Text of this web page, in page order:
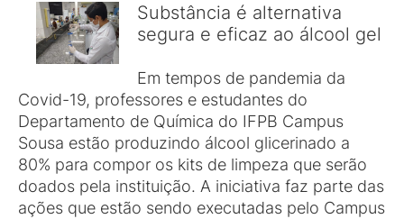
Substância é alternativa
segura e eficaz ao álcool gel
Em tempos de pandemia da
Covid-19, professores e estudantes do
Departamento de Química do IFPB Campus
Sousa estão produzindo álcool glicerinado a
80% para compor os kits de limpeza que serão
doados pela instituição. A iniciativa faz parte das
ações que estão sendo executadas pelo Campus